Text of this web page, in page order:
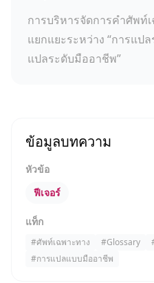
การบริหารจัดการคำศัพท์
แยกแยะระหว่าง “การแป
แปลระดับมืออาชีพ”
ข้อมูลบทความ
หัวข้อ
ฟีเจอร์
แท็ก
#ศัพท์เฉพาะทาง #Glossary
#การแปลแบบมืออาชีพ